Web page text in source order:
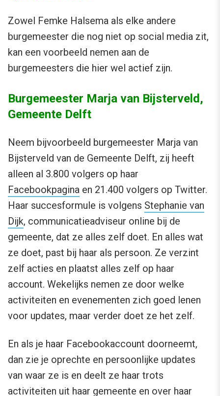
Zowel Femke Halsema als elke andere
burgemeester die nog niet op social media zit,
kan een voorbeeld nemen aan de
burgemeesters die hier wel actief zijn.
Burgemeester Marja van Bijsterveld,
Gemeente Delft
Neem bijvoorbeeld burgemeester Marja van
Bijsterveld van de Gemeente Delft, zij heeft
alleen al 3.800 volgers op haar
Facebookpagina en 21.400 volgers op Twitter.
Haar succesformule is volgens Stephanie van
Dijk, communicatieadviseur online bij de
gemeente, dat ze alles zelf doet. En alles wat
ze doet, past bij haar als persoon. Ze verzint
zelf acties en plaatst alles zelf op haar
account. Wekelijks nemen ze door welke
activiteiten en evenementen zich goed lenen
voor updates, maar verder doet ze het zelf.
En als je haar Facebookaccount doorneemt,
dan zie je oprechte en persoonlijke updates
van waar ze is en deelt ze haar trots
activiteiten uit haar gemeente en over haar